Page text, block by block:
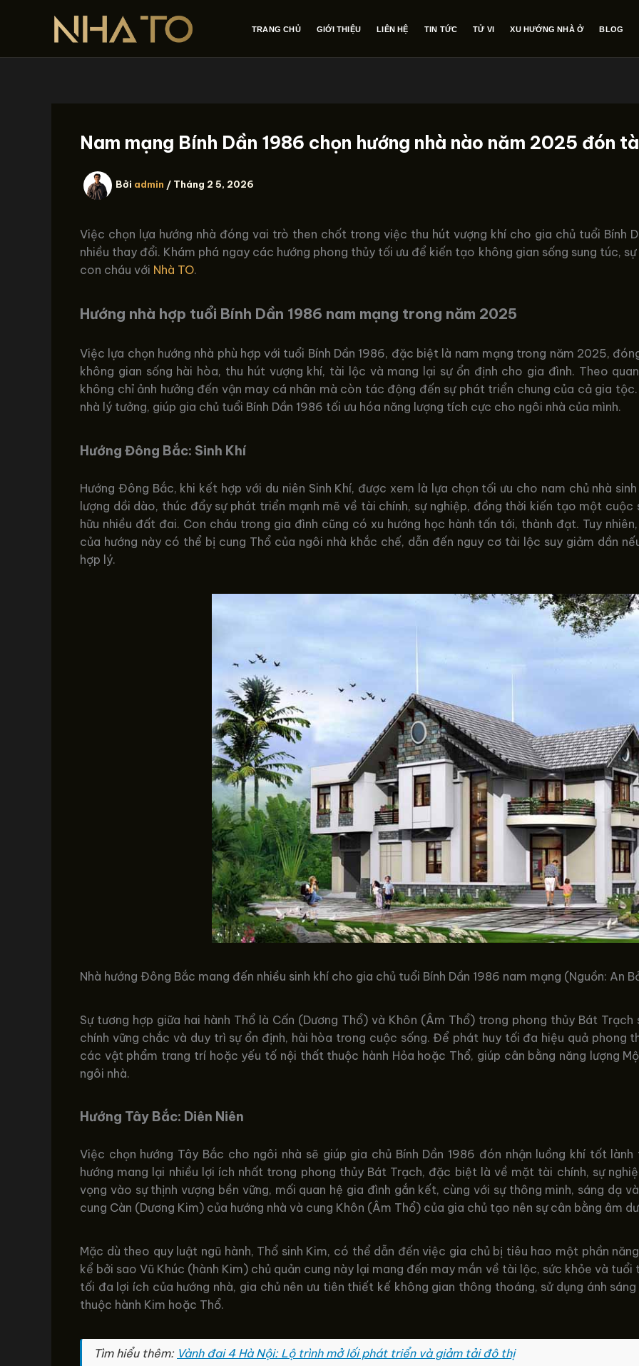
dung
TRANG CHỦ GIỚI THIỆU LIÊN HỆ TIN TỨC TỬ VI XU HƯỚNG NHÀ Ở BLOG
Nam mạng Bính Dần 1986 chọn hướng nhà nào năm 2025 đón
Bởi admin / Tháng 2 5, 2026
Việc chọn lựa hướng nhà đóng vai trò then chốt trong việc thu hút vượng khí cho gia chủ tuổi Bính
nhiều thay đổi. Khám phá ngay các hướng phong thủy tối ưu để kiến tạo không gian sống sung túc,
con cháu với Nhà TO.
Hướng nhà hợp tuổi Bính Dần 1986 nam mạng trong năm 2025
Việc lựa chọn hướng nhà phù hợp với tuổi Bính Dần 1986, đặc biệt là nam mạng trong năm 2025,
không gian sống hài hòa, thu hút vượng khí, tài lộc và mang lại sự ổn định cho gia đình. Theo
không chỉ ảnh hưởng đến vận may cá nhân mà còn tác động đến sự phát triển chung của cả gia
nhà lý tưởng, giúp gia chủ tuổi Bính Dần 1986 tối ưu hóa năng lượng tích cực cho ngôi nhà của mình.
Hướng Đông Bắc: Sinh Khí
Hướng Đông Bắc, khi kết hợp với du niên Sinh Khí, được xem là lựa chọn tối ưu cho nam chủ nhà
lượng dồi dào, thúc đẩy sự phát triển mạnh mẽ về tài chính, sự nghiệp, đồng thời kiến tạo một cuộc
hữu nhiều đất đai. Con cháu trong gia đình cũng có xu hướng học hành tấn tới, thành đạt. Tuy
của hướng này có thể bị cung Thổ của ngôi nhà khắc chế, dẫn đến nguy cơ tài lộc suy giảm dần
hợp lý.
Nhà hướng Đông Bắc mang đến nhiều sinh khí cho gia chủ tuổi Bính Dần 1986 nam mạng (Nguồn: An
Sự tương hợp giữa hai hành Thổ là Cấn (Dương Thổ) và Khôn (Âm Thổ) trong phong thủy Bát
chính vững chắc và duy trì sự ổn định, hài hòa trong cuộc sống. Để phát huy tối đa hiệu quả phong
các vật phẩm trang trí hoặc yếu tố nội thất thuộc hành Hỏa hoặc Thổ, giúp cân bằng năng lượng
ngôi nhà.
Hướng Tây Bắc: Diên Niên
Việc chọn hướng Tây Bắc cho ngôi nhà sẽ giúp gia chủ Bính Dần 1986 đón nhận luồng khí tốt
hướng mang lại nhiều lợi ích nhất trong phong thủy Bát Trạch, đặc biệt là về mặt tài chính, sự
vọng vào sự thịnh vượng bền vững, mối quan hệ gia đình gắn kết, cùng với sự thông minh, sáng dạ
cung Càn (Dương Kim) của hướng nhà và cung Khôn (Âm Thổ) của gia chủ tạo nên sự cân bằng âm
Mặc dù theo quy luật ngũ hành, Thổ sinh Kim, có thể dẫn đến việc gia chủ bị tiêu hao một phần
kể bởi sao Vũ Khúc (hành Kim) chủ quản cung này lại mang đến may mắn về tài lộc, sức khỏe và
tối đa lợi ích của hướng nhà, gia chủ nên ưu tiên thiết kế không gian thông thoáng, sử dụng ánh
thuộc hành Kim hoặc Thổ.
Tìm hiểu thêm: Vành đai 4 Hà Nội: Lộ trình mở lối phát triển và giảm tải đô thị